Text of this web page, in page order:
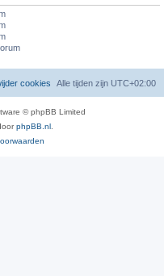
Alle tijden zijn UTC+02:00
cookies
© phpBB Limited
phpBB.nl